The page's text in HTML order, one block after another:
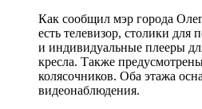
Как сообщил мэр города
есть телевизор, столики для
и индивидуальные плееры
кресла. Также
колясочников. Оба этажа
видеонаблюдения.